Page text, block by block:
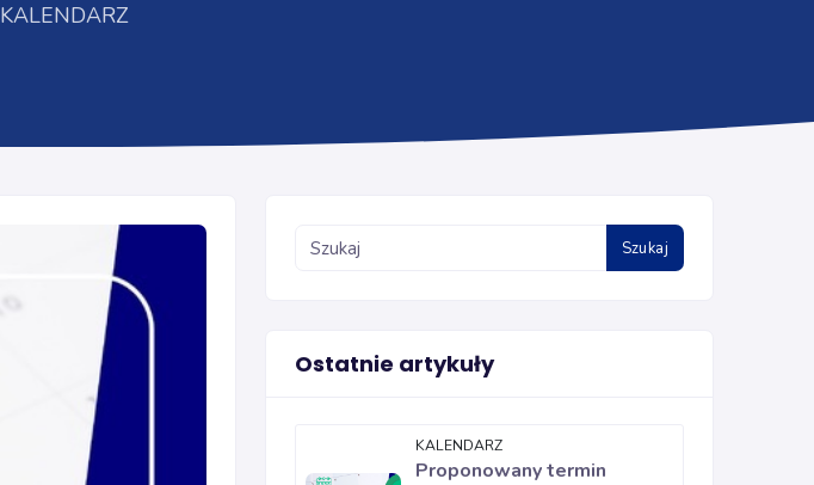
KALENDARZ
Szukaj
Ostatnie artykuły
KALENDARZ
Proponowany termin